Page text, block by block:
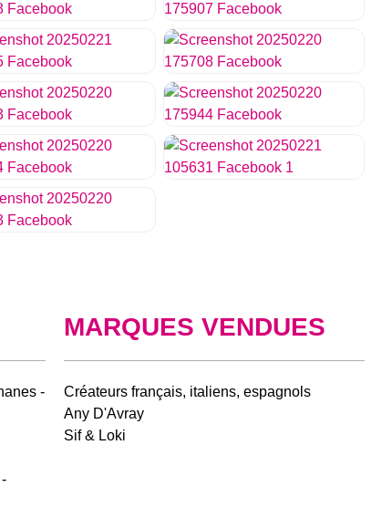
-
MARQUES VENDUES
Créateurs français, italiens, espagnols
Any D'Avray
Sif & Loki